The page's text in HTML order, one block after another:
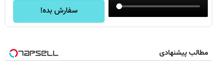
سفارش بده!
مطالب پیشنهادی